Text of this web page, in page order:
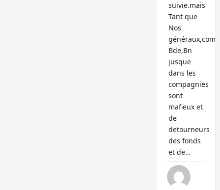
suivie.mais
Tant que
Nos
généraux,com
Bde,Bn
jusque
dans les
compagnies
sont
mafieux et
de
detourneurs
des fonds
et de…